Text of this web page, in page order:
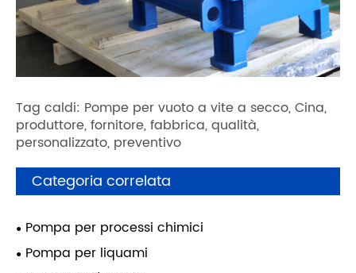
Tag caldi: Pompe per vuoto a vite a secco, Cina,
produttore, fornitore, fabbrica, qualità,
personalizzato, preventivo
Categoria correlata
Pompa per processi chimici
Pompa per liquami